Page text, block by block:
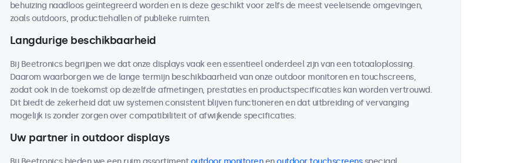
behuizing naadloos geïntegreerd worden en is deze geschikt voor zelfs de meest veeleisende omgevingen,
zoals outdoors, productiehallen of publieke ruimten.
Langdurige beschikbaarheid
Bij Beetronics begrijpen we dat onze displays vaak een essentieel onderdeel zijn van een totaaloplossing.
Daarom waarborgen we de lange termijn beschikbaarheid van onze outdoor monitoren en touchscreens,
zodat ook in de toekomst op dezelfde afmetingen, prestaties en productspecificaties kan worden vertrouwd.
Dit biedt de zekerheid dat uw systemen consistent blijven functioneren en dat uitbreiding of vervanging
mogelijk is zonder zorgen over compatibiliteit of afwijkende specificaties.
Uw partner in outdoor displays